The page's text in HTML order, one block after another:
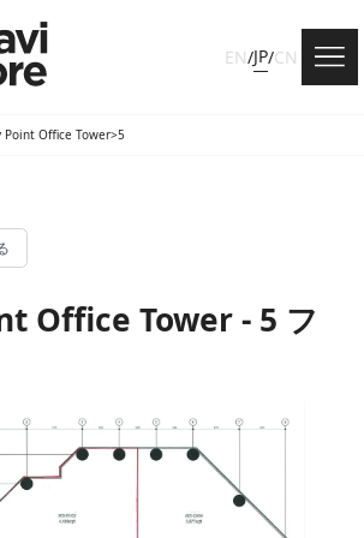
EN/JP/CN
Point Office Tower>5
Office Tower - 5 フ